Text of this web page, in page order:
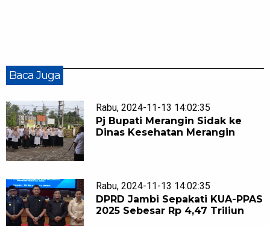
Baca Juga
Rabu, 2024-11-13 14:02:35
Pj Bupati Merangin Sidak ke
Dinas Kesehatan Merangin
Rabu, 2024-11-13 14:02:35
DPRD Jambi Sepakati KUA-PPAS
2025 Sebesar Rp 4,47 Triliun